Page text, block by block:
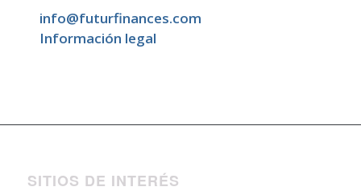
info@futurfinances.com
Información legal
SITIOS DE INTERÉS